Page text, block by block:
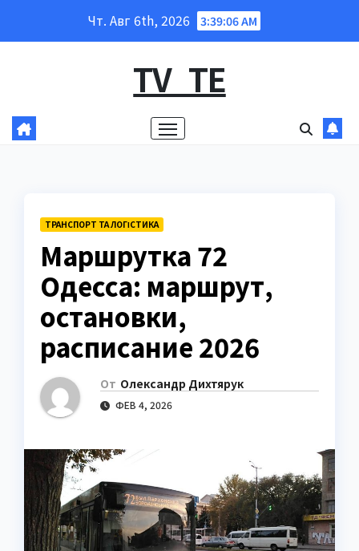
Чт. Авг 6th, 2026 3:39:07 AM
TV_TE
ТРАНСПОРТ ТА ЛОГІСТИКА
Маршрутка 72
Одесса: маршрут,
остановки,
расписание 2026
От Олександр Дихтярук
ФЕВ 4, 2026